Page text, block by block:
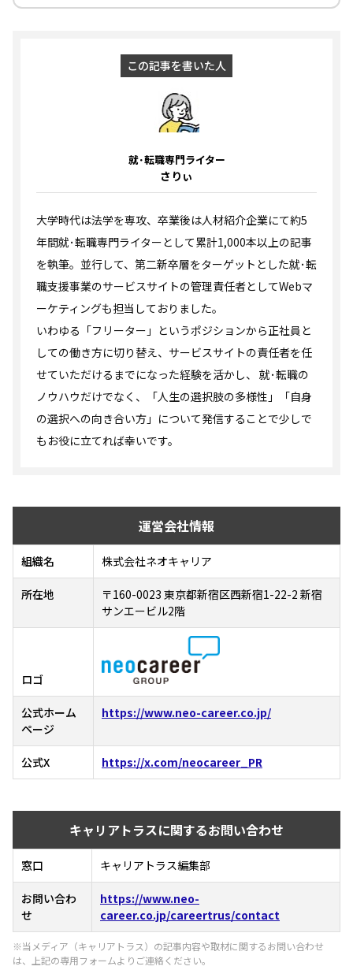
この記事を書いた人
就･転職専門ライター
さりぃ
大学時代は法学を専攻、卒業後は人材紹介企業にて約5
年間就･転職専門ライターとして累計1,000本以上の記事
を執筆。並行して、第二新卒層をターゲットとした就･転
職支援事業のサービスサイトの管理責任者としてWebマ
ーケティングも担当しておりました。
いわゆる「フリーター」というポジションから正社員と
しての働き方に切り替え、サービスサイトの責任者を任
せていただけるまでになった経験を活かし、 就･転職の
ノウハウだけでなく、「人生の選択肢の多様性」「自身
の選択への向き合い方」について発信することで少しで
もお役に立てれば幸いです。
運営会社情報
組織名 株式会社ネオキャリア
所在地
〒160-0023 東京都新宿区西新宿1-22-2 新宿
サンエービル2階
ロゴ
公式ホーム
ページ
https://www.neo-career.co.jp/
公式X https://x.com/neocareer_PR
キャリアトラスに関するお問い合わせ
窓口 キャリアトラス編集部
お問い合わ
せ
https://www.neo-
career.co.jp/careertrus/contact
※当メディア（キャリアトラス）の記事内容や取材に関するお問い合わせ
は、上記の専用フォームよりご連絡ください。